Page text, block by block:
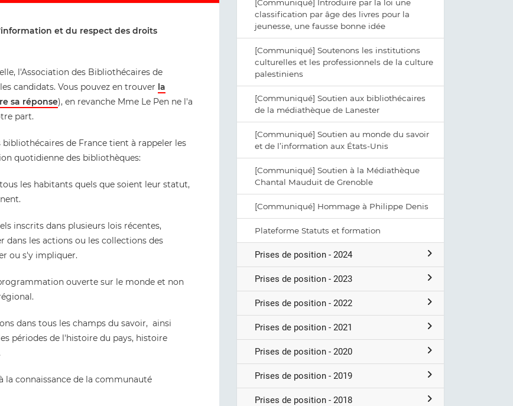
et du respect des droits
l'Association des Bibliothécaires de
candidats. Vous pouvez en trouver la
sa réponse), en revanche Mme Le Pen ne l'a
part.
de France tient à rappeler les
quotidienne des bibliothèques:
les habitants quels que soient leur statut,
inscrits dans plusieurs lois récentes,
les actions ou les collections des
ou s'y impliquer.
ouverte sur le monde et non
dans tous les champs du savoir, ainsi
périodes de l'histoire du pays, histoire
la connaissance de la communauté
[Communiqué] Introduire par la loi une
classification par âge des livres pour la
jeunesse, une fausse bonne idée
[Communiqué] Soutenons les institutions
culturelles et les professionnels de la culture
palestiniens
[Communiqué] Soutien aux bibliothécaires
de la médiathèque de Lanester
[Communiqué] Soutien au monde du savoir
et de l’information aux États-Unis
[Communiqué] Soutien à la Médiathèque
Chantal Mauduit de Grenoble
[Communiqué] Hommage à Philippe Denis
Plateforme Statuts et formation
Prises de position - 2024
Prises de position - 2023
Prises de position - 2022
Prises de position - 2021
Prises de position - 2020
Prises de position - 2019
Prises de position - 2018